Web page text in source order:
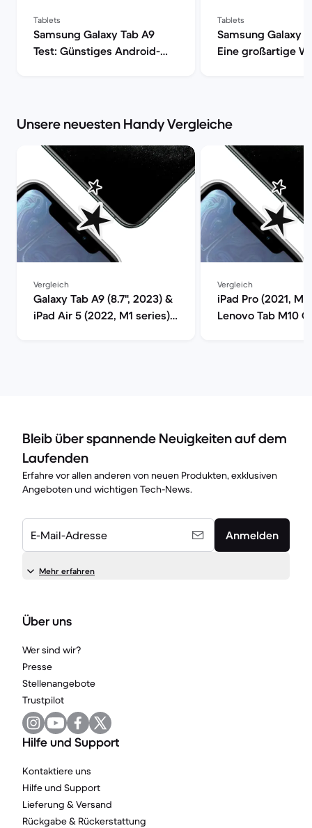
Tablets
Samsung Galaxy Tab A9
Test: Günstiges Android-
Tablets
Samsung Galaxy
Eine großartige
Unsere neuesten Handy Vergleiche
Vergleich
Galaxy Tab A9 (8.7", 2023) &
iPad Air 5 (2022, M1 series)
Vergleich
iPad Pro (2021,
Lenovo Tab M10
Bleib über spannende Neuigkeiten auf dem
Laufenden
Erfahre vor allen anderen von neuen Produkten, exklusiven
Angeboten und wichtigen Tech-News.
E-Mail-Adresse Anmelden
Mehr erfahren
Über uns
Wer sind wir?
Presse
Stellenangebote
Trustpilot
Hilfe und Support
Kontaktiere uns
Hilfe und Support
Lieferung & Versand
Rückgabe & Rückerstattung